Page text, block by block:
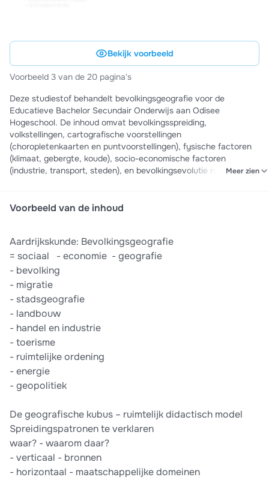
Bekijk voorbeeld
Voorbeeld 3 van de 20 pagina's
Deze studiestof behandelt bevolkingsgeografie voor de
Educatieve Bachelor Secundair Onderwijs aan Odisee
Hogeschool. De inhoud omvat bevolkingsspreiding,
volkstellingen, cartografische voorstellingen
(choropletenkaarten en puntvoorstellingen), fysische factoren
(klimaat, gebergte, koude), socio-economische factoren
(industrie, transport, steden), en bevolkingsevolutie na de
geografische kubus-model en redenen voor
Meer zien
Voorbeeld van de inhoud
Aardrijkskunde: Bevolkingsgeografie
= sociaal ​ ​ -​ economie ​ -​ geografie
-​ bevolking
-​ migratie
-​ stadsgeografie
-​ landbouw
-​ handel en industrie
-​ toerisme
-​ ruimtelijke ordening
-​ energie
-​ geopolitiek
De geografische kubus – ruimtelijk didactisch model
Spreidingspatronen te verklaren
waar? - waarom daar?
-​ verticaal - bronnen
-​ horizontaal - maatschappelijke domeinen